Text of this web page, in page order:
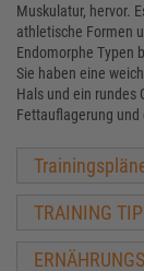
Muskulatur, hervor.
athletische Formen
Endomorphe Typen
Sie haben eine
Hals und ein rundes
Fettauflagerung und
TRAINING